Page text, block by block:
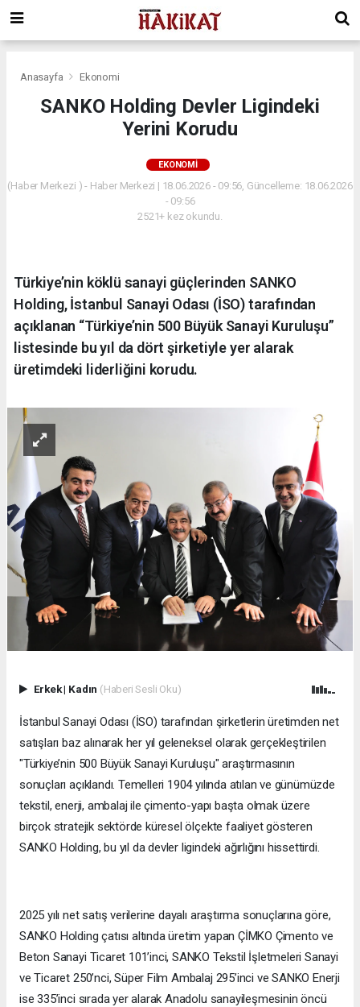
Anasayfa Ekonomi
SANKO Holding Devler Ligindeki
Yerini Korudu
EKONOMI
(Haber Merkezi ) - Haber Merkezi | 18.06.2026 - 09:56, Güncelleme: 18.06.2026
- 09:56
2521+ kez okundu.
Türkiye’nin köklü sanayi güçlerinden SANKO
Holding, İstanbul Sanayi Odası (İSO) tarafından
açıklanan “Türkiye’nin 500 Büyük Sanayi Kuruluşu”
listesinde bu yıl da dört şirketiyle yer alarak
üretimdeki liderliğini korudu.
Erkek| Kadın (Haberi Sesli Oku)
İstanbul Sanayi Odası (İSO) tarafından şirketlerin üretimden net
satışları baz alınarak her yıl geleneksel olarak gerçekleştirilen
"Türkiye’nin 500 Büyük Sanayi Kuruluşu" araştırmasının
sonuçları açıklandı. Temelleri 1904 yılında atılan ve günümüzde
tekstil, enerji, ambalaj ile çimento-yapı başta olmak üzere
birçok stratejik sektörde küresel ölçekte faaliyet gösteren
SANKO Holding, bu yıl da devler ligindeki ağırlığını hissettirdi.
2025 yılı net satış verilerine dayalı araştırma sonuçlarına göre,
SANKO Holding çatısı altında üretim yapan ÇİMKO Çimento ve
Beton Sanayi Ticaret 101’inci, SANKO Tekstil İşletmeleri Sanayi
ve Ticaret 250’nci, Süper Film Ambalaj 295’inci ve SANKO Enerji
ise 335’inci sırada yer alarak Anadolu sanayileşmesinin öncü